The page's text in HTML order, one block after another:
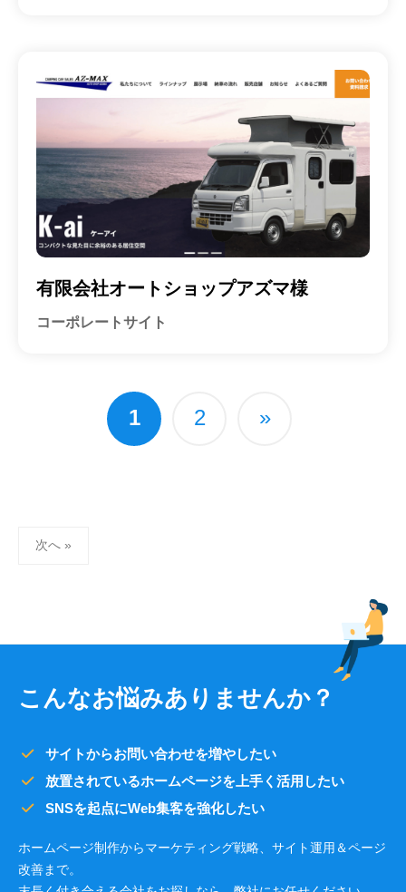
有限会社オートショップアズマ様
コーポレートサイト
1 2 »
送
次へ »
こんなお悩みありませんか？
サイトからお問い合わせを増やしたい
放置されているホームページを上手く活用したい
SNSを起点にWeb集客を強化したい
ホームページ制作からマーケティング戦略、サイト運用＆ページ
改善まで。